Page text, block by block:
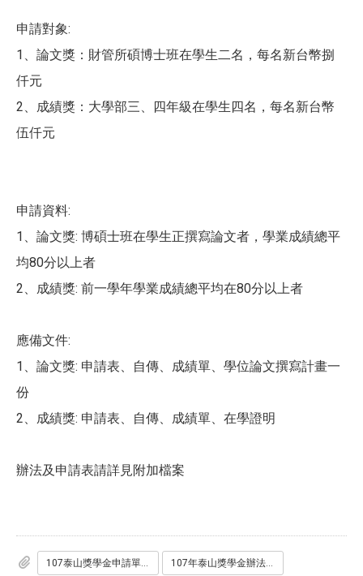
申請對象:
1、論文獎：財管所碩博士班在學生二名，每名新台幣捌
仟元
2、成績獎：大學部三、四年級在學生四名，每名新台幣
伍仟元
申請資料:
1、論文獎: 博碩士班在學生正撰寫論文者，學業成績總平
均80分以上者
2、成績獎: 前一學年學業成績總平均在80分以上者
應備文件:
1、論文獎: 申請表、自傳、成績單、學位論文撰寫計畫一
份
2、成績獎: 申請表、自傳、成績單、在學證明
辦法及申請表請詳見附加檔案
107泰山獎學金申請單.doc 107年泰山獎學金辦法.pdf